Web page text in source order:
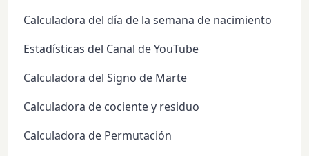
Calculadora del día de la semana de nacimiento
Estadísticas del Canal de YouTube
Calculadora del Signo de Marte
Calculadora de cociente y residuo
Calculadora de Permutación